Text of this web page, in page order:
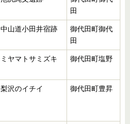
田
中山道小田井宿跡
御代田町御代
田
ミヤマトサミズキ 御代田町塩野
梨沢のイチイ 御代田町豊昇